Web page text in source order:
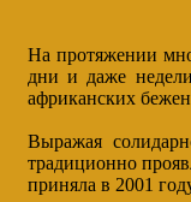
На протяжении
дни и даже
африканских
Выражая
традиционно
приняла в 2001